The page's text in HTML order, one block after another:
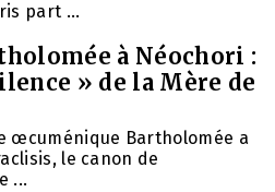
part ...
à Néochori :
» de la Mère de
œcuménique Bartholomée a
le canon de
...